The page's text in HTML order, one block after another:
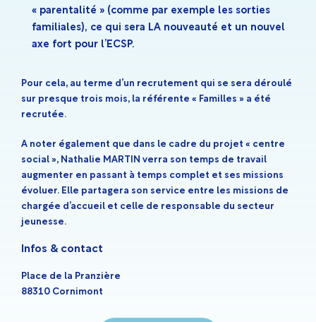
« parentalité » (comme par exemple les sorties
familiales), ce qui sera LA nouveauté et un nouvel
axe fort pour l’ECSP.
Pour cela, au terme d’un recrutement qui se sera déroulé
sur presque trois mois, la référente « Familles » a été
recrutée.
A noter également que dans le cadre du projet « centre
social », Nathalie MARTIN verra son temps de travail
augmenter en passant à temps complet et ses missions
évoluer. Elle partagera son service entre les missions de
chargée d’accueil et celle de responsable du secteur
jeunesse.
Infos & contact
Place de la Pranzière
88310 Cornimont